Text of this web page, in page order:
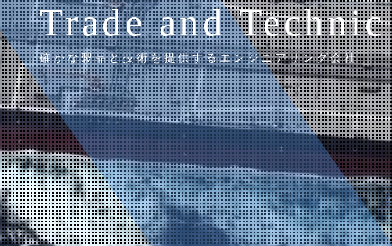
Trade and Technic
確かな製品と技術を提供するエンジニアリング会社